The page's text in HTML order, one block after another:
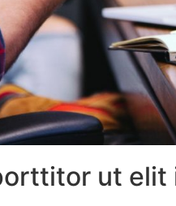
ut elit